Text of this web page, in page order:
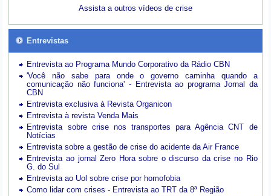
Assista a outros vídeos de crise
Entrevistas
Entrevista ao Programa Mundo Corporativo da Rádio CBN
'Você não sabe para onde o governo caminha quando a
comunicação não funciona' - Entrevista ao programa Jornal da
CBN
Entrevista exclusiva à Revista Organicon
Entrevista à revista Venda Mais
Entrevista sobre crise nos transportes para Agência CNT de
Notícias
Entrevista sobre a gestão de crise do acidente da Air France
Entrevista ao jornal Zero Hora sobre o discurso da crise no Rio
G. do Sul
Entrevista ao Uol sobre crise por homofobia
Como lidar com crises - Entrevista ao TRT da 8ª Região